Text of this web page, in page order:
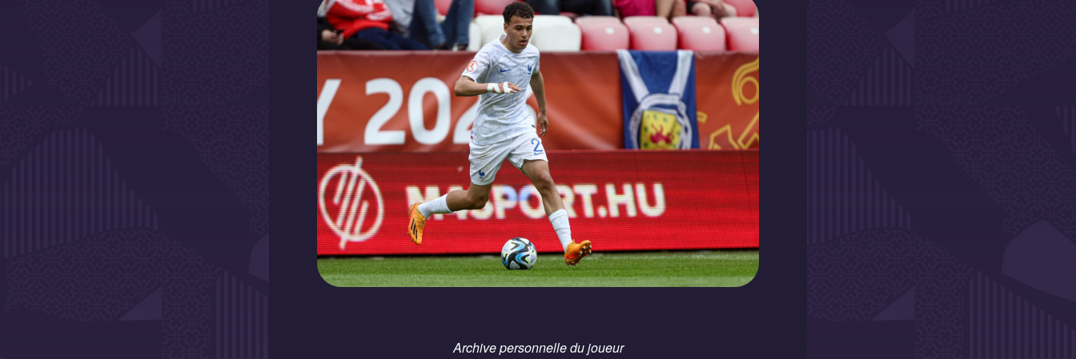
Archive personnelle du joueur